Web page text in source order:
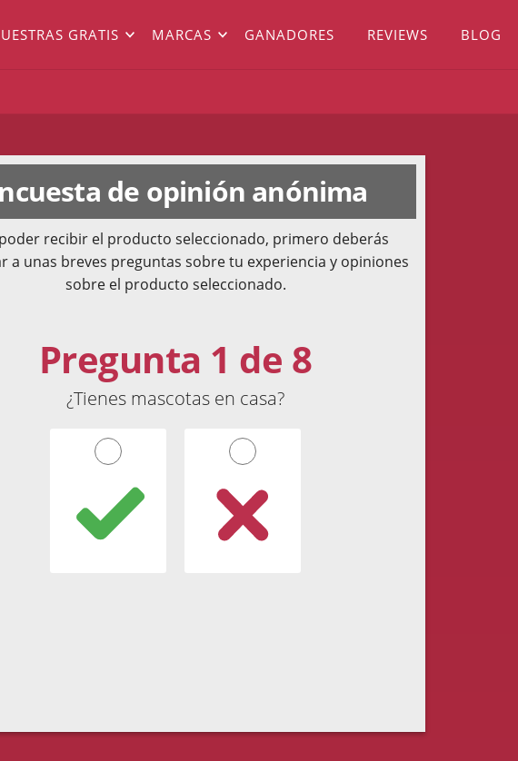
GRATIS MARCAS GANADORES REVIEWS BLOG
de opinión anónima
recibir el producto seleccionado, primero deberás
a unas breves preguntas sobre tu experiencia y opiniones
sobre el producto seleccionado.
Pregunta 1 de 8
¿Tienes mascotas en casa?